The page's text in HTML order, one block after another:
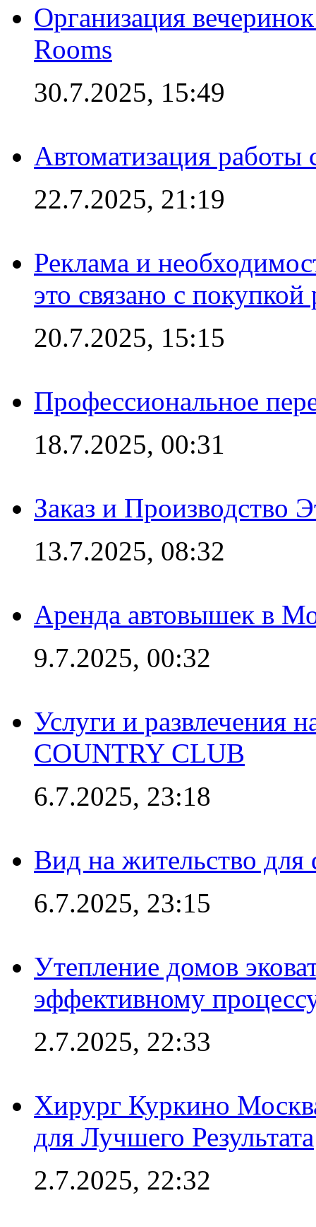
Организация
Rooms
30.7.2025, 15:49
Автоматизация работы
22.7.2025, 21:19
Реклама и
это связано с покупкой
20.7.2025, 15:15
Профессиональное
18.7.2025, 00:31
Заказ и Производство
13.7.2025, 08:32
Аренда автовышек в
9.7.2025, 00:32
Услуги и развлечения
COUNTRY CLUB
6.7.2025, 23:18
Вид на жительство
6.7.2025, 23:15
Утепление домов
эффективному
2.7.2025, 22:33
Хирург Куркино
для Лучшего Результата
2.7.2025, 22:32